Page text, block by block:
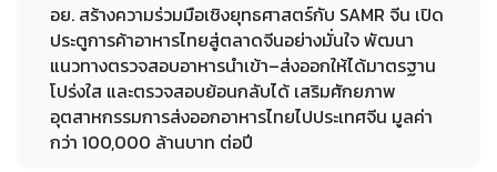
อย. สร้างความร่วมมือเชิงยุทธศาสตร์กับ SAMR จีน เปิด
ประตูการค้าอาหารไทยสู่ตลาดจีนอย่างมั่นใจ พัฒนา
แนวทางตรวจสอบอาหารนำเข้า–ส่งออกให้ได้มาตรฐาน
โปร่งใส และตรวจสอบย้อนกลับได้ เสริมศักยภาพ
อุตสาหกรรมการส่งออกอาหารไทยไปประเทศจีน มูลค่า
กว่า 100,000 ล้านบาท ต่อปี